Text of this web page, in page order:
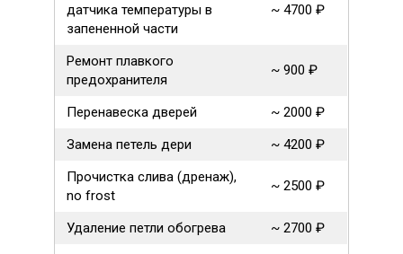
датчика температуры в
запененной части
~ 4700 ₽
Ремонт плавкого
предохранителя
~ 900 ₽
Перенавеска дверей
~ 2000 ₽
Замена петель дери
~ 4200 ₽
Прочистка слива (дренаж),
no frost
~ 2500 ₽
Удаление петли обогрева
~ 2700 ₽